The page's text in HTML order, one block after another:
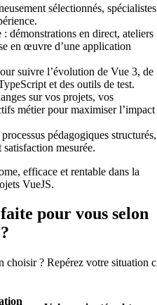
sélectionnés, spécialistes
: démonstrations en direct, ateliers
en œuvre d’une application
suivre l’évolution de Vue 3, de
et des outils de test.
sur vos projets, vos
métier pour maximiser l’impact
pédagogiques structurés,
mesurée.
efficace et rentable dans la
VueJS.
pour vous selon
choisir ? Repérez votre situation